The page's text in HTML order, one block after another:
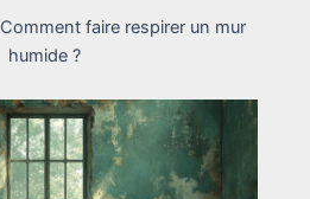
Comment faire respirer un mur
humide ?